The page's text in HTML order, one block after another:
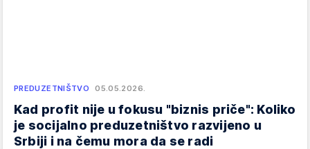
PREDUZETNIŠTVO 05.05.2026.
Kad profit nije u fokusu "biznis priče": Koliko
je socijalno preduzetništvo razvijeno u
Srbiji i na čemu mora da se radi